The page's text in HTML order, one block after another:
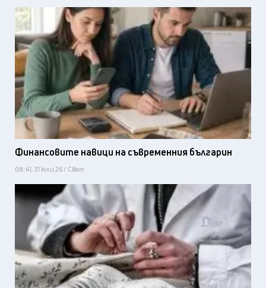
Финансовите навици на съвременния българин
08:41, 31 юли 26 / Свят